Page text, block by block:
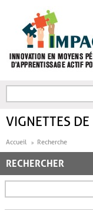
FORMULAIRE DE
VIGNETTES
Accueil Recherche
RECHERCHER